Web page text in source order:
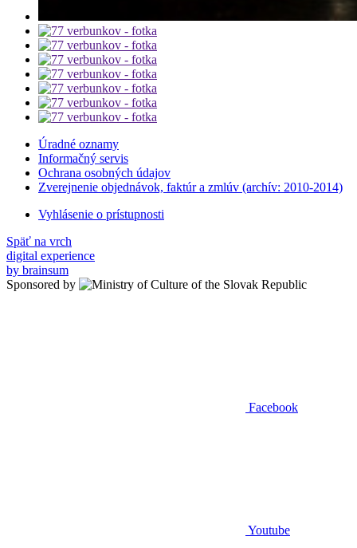
Úradné oznamy
Informačný servis
Ochrana osobných údajov
Zverejnenie objednávok, faktúr a zmlúv (archív: 2010-2014)
Vyhlásenie o prístupnosti
Späť na vrch
digital experience
by brainsum
Sponsored by
Facebook
Youtube